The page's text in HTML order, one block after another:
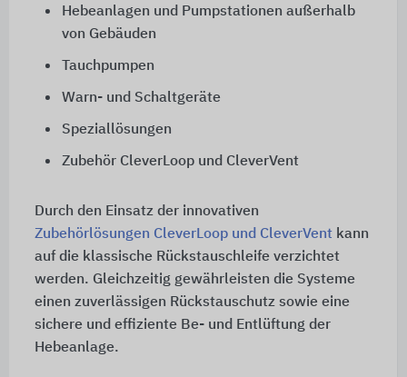
Hebeanlagen und Pumpstationen außerhalb
von Gebäuden
Tauchpumpen
Warn- und Schaltgeräte
Speziallösungen
Zubehör CleverLoop und CleverVent
Durch den Einsatz der innovativen
Zubehörlösungen CleverLoop und CleverVentkann
auf die klassische Rückstauschleife verzichtet
werden. Gleichzeitig gewährleisten die Systeme
einen zuverlässigen Rückstauschutz sowie eine
sichere und effiziente Be- und Entlüftung der
Hebeanlage.